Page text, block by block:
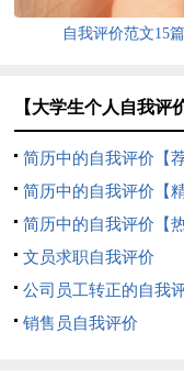
自我评价范文15篇
【大学生个人自我评
简历中的自我评价【荐
简历中的自我评价【精
简历中的自我评价【热
文员求职自我评价
公司员工转正的自我
销售员自我评价